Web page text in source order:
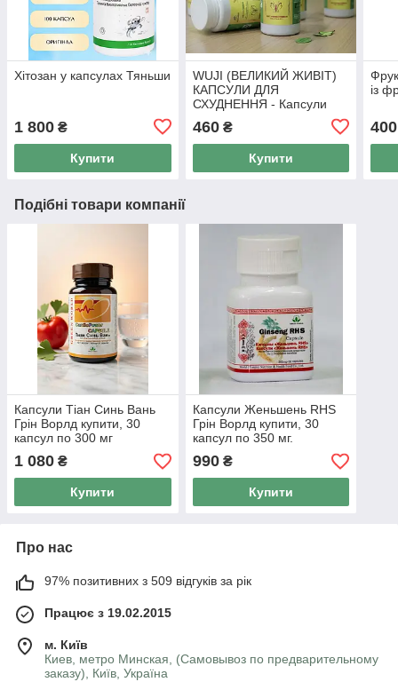
Хітозан у капсулах Тяньши
1 800 ₴
Купити
WUJI (ВЕЛИКИЙ ЖИВІТ)
КАПСУЛИ ДЛЯ
СХУДНЕННЯ - Капсули
для схуднення Тянь Ву, 50
капс
460₴
Купити
із
400
Подібні товари компанії
Капсули Тіан Синь Вань
Грін Ворлд купити, 30
капсул по 300 мг
профілактика
атеросклерозу судин.
1 080 ₴
Купити
Капсули Женьшень RHS
Грін Ворлд купити, 30
капсул по 350 мг.
990₴
Купити
Про нас
97% позитивних з 509 відгуків за рік
Працює з 19.02.2015
м. Київ
Киев, метро Минская, (Самовывоз по предварительному
заказу), Київ, Україна